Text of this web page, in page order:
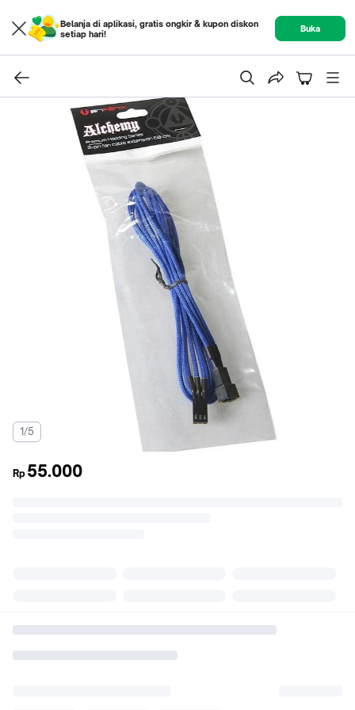
Belanja di aplikasi, gratis ongkir & kupon diskon
setiap hari!
Buka
1/5
Rp 55.000